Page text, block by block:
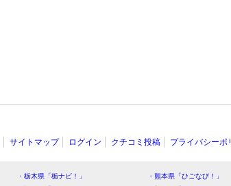
サイトマップ ログイン クチコミ投稿 プライバシーポ
・栃木県「栃ナビ！」 ・熊本県「ひごなび！」